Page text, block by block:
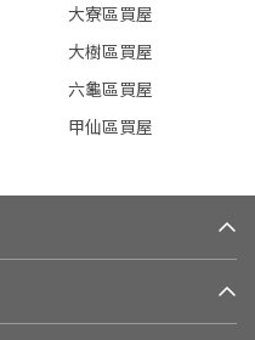
大寮區買屋
大樹區買屋
六龜區買屋
甲仙區買屋